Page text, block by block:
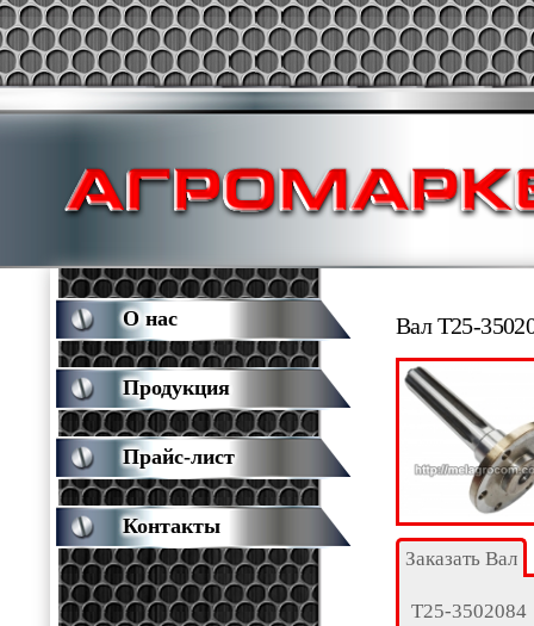
Вал Т25-
Заказать Вал
Т25-3502084
О нас
Продукция
Прайс-лист
Контакты